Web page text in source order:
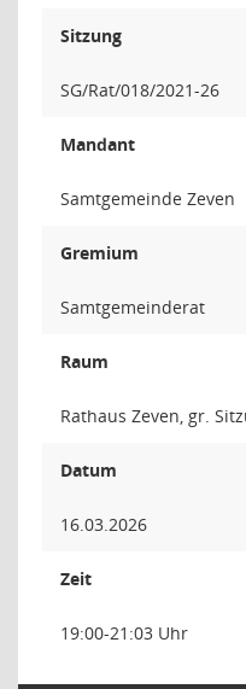
Sitzung
SG/Rat/018/2021-26
Mandant
Samtgemeinde Zeven
Gremium
Samtgemeinderat
Raum
Rathaus Zeven, gr.
Datum
16.03.2026
Zeit
19:00-21:03 Uhr